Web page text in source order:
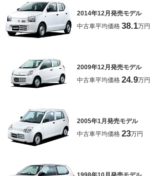
2014年12月発売モデル
中古車平均価格 38.1万円
2009年12月発売モデル
中古車平均価格 24.9万円
2005年1月発売モデル
中古車平均価格 23万円